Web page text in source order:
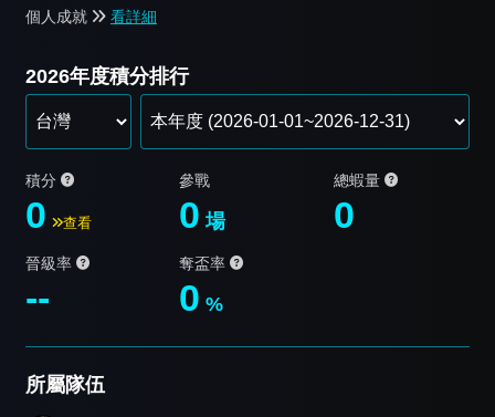
個人成就 看詳細
2026年度積分排行
積分
0 查看
參戰
0場
總蝦量
0
晉級率
--
奪盃率
0 %
所屬隊伍